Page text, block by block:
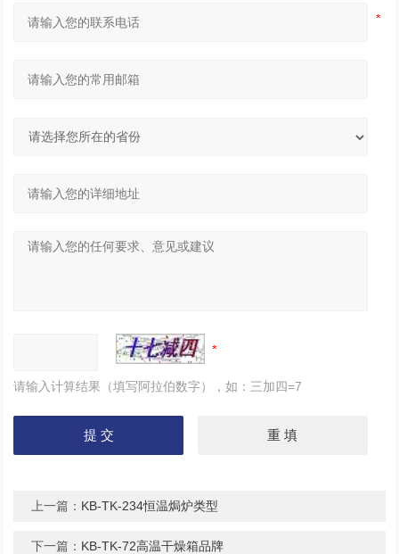
请输入计算结果（填写阿拉伯数字），如：三加四=7
上一篇： KB-TK-234恒温焗炉类型
下一篇： KB-TK-72高温干燥箱品牌